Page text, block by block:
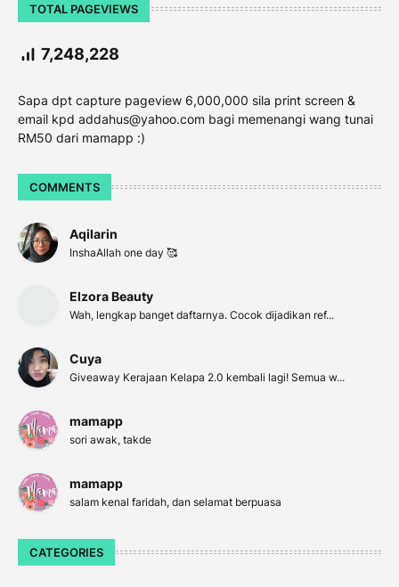
TOTAL PAGEVIEWS
7,248,228
Sapa dpt capture pageview 6,000,000 sila print screen &
email kpd addahus@yahoo.com bagi memenangi wang tunai
RM50 dari mamapp :)
COMMENTS
Aqilarin
InshaAllah one day 🥰
Elzora Beauty
Wah, lengkap banget daftarnya. Cocok dijadikan ref...
Cuya
Giveaway Kerajaan Kelapa 2.0 kembali lagi! Semua w...
mamapp
sori awak, takde
mamapp
salam kenal faridah, dan selamat berpuasa
CATEGORIES